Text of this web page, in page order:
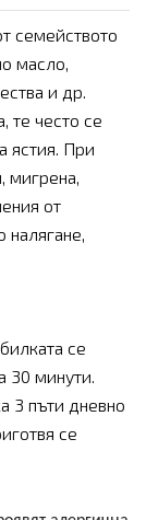
семейството
масло,
и др.
те често се
ястия. При
мигрена,
от
налягане,
се
30 минути.
3 пъти дневно
се